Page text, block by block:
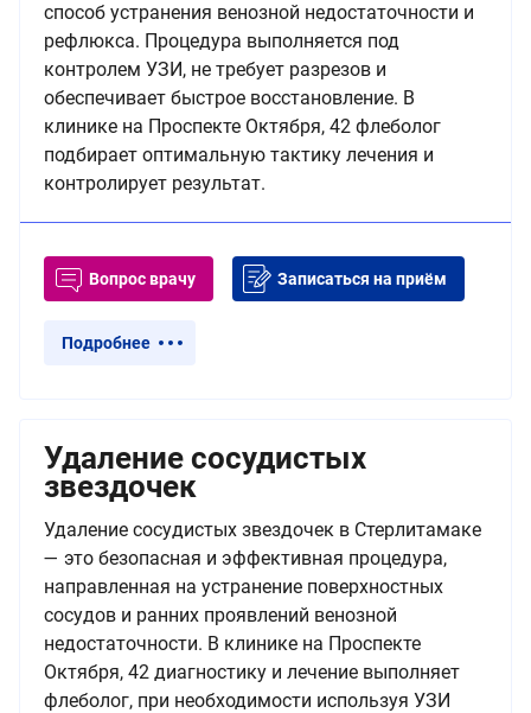
способ устранения венозной недостаточности и
рефлюкса. Процедура выполняется под
контролем УЗИ, не требует разрезов и
обеспечивает быстрое восстановление. В
клинике на Проспекте Октября, 42 флеболог
подбирает оптимальную тактику лечения и
контролирует результат.
Вопрос врачу Записаться на приём
Подробнее
Удаление сосудистых
звездочек
Удаление сосудистых звездочек в Стерлитамаке
— это безопасная и эффективная процедура,
направленная на устранение поверхностных
сосудов и ранних проявлений венозной
недостаточности. В клинике на Проспекте
Октября, 42 диагностику и лечение выполняет
флеболог, при необходимости используя УЗИ